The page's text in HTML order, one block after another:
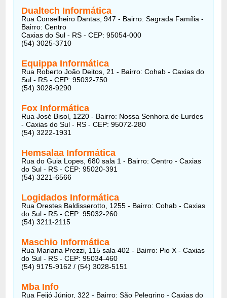
Dualtech Informática
Rua Conselheiro Dantas, 947 - Bairro: Sagrada Família -
Bairro: Centro
Caxias do Sul - RS - CEP: 95054-000
(54) 3025-3710
Equippa Informática
Rua Roberto João Deitos, 21 - Bairro: Cohab - Caxias do
Sul - RS - CEP: 95032-750
(54) 3028-9290
Fox Informática
Rua José Bisol, 1220 - Bairro: Nossa Senhora de Lurdes
- Caxias do Sul - RS - CEP: 95072-280
(54) 3222-1931
Hemsalaa Informática
Rua do Guia Lopes, 680 sala 1 - Bairro: Centro - Caxias
do Sul - RS - CEP: 95020-391
(54) 3221-6566
Logidados Informática
Rua Orestes Baldisserotto, 1255 - Bairro: Cohab - Caxias
do Sul - RS - CEP: 95032-260
(54) 3211-2115
Maschio Informática
Rua Mariana Prezzi, 115 sala 402 - Bairro: Pio X - Caxias
do Sul - RS - CEP: 95034-460
(54) 9175-9162 / (54) 3028-5151
Mba Info
Rua Feijó Júnior, 322 - Bairro: São Pelegrino - Caxias do